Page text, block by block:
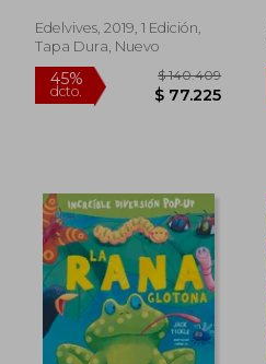
Edelvives, 2019, 1 Edición,
Tapa Dura, Nuevo
45% $ 140.409